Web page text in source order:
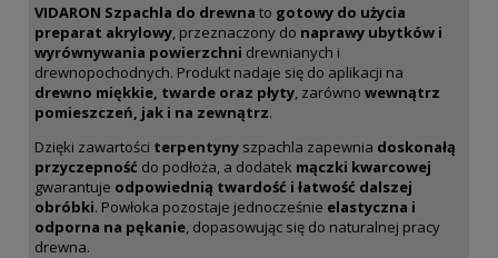
VIDARON Szpachla do drewna to gotowy do użycia
preparat akrylowy, przeznaczony do naprawy ubytków i
wyrównywania powierzchni drewnianych i
drewnopochodnych. Produkt nadaje się do aplikacji na
drewno miękkie, twarde oraz płyty, zarówno wewnątrz
pomieszczeń, jak i na zewnątrz.
Dzięki zawartości terpentyny szpachla zapewnia doskonałą
przyczepność do podłoża, a dodatek mączki kwarcowej
gwarantuje odpowiednią twardość i łatwość dalszej
obróbki. Powłoka pozostaje jednocześnie elastyczna i
odporna na pękanie, dopasowując się do naturalnej pracy
drewna.